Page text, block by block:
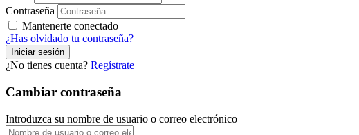
Contraseña
Mantenerte conectado
¿Has olvidado tu contraseña?
¿No tienes cuenta? Regístrate
Cambiar contraseña
Introduzca su nombre de usuario o correo electrónico